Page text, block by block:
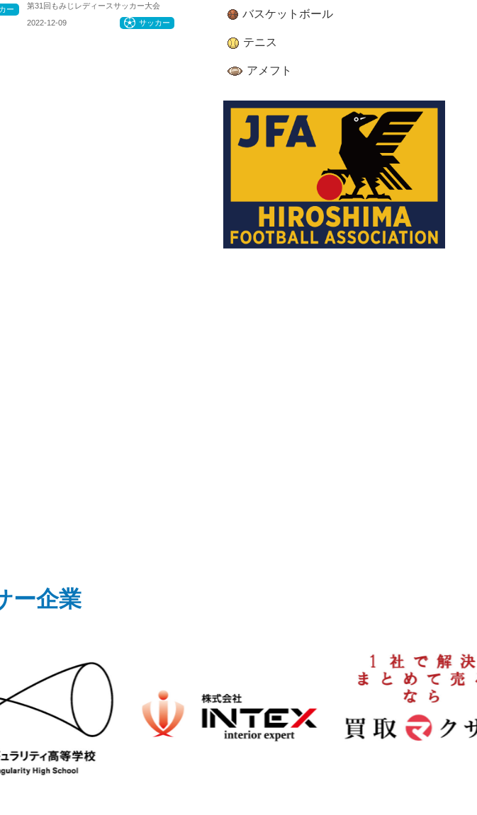
ー 第31回もみじレディースサッカー大会
2022-12-09 サッカー
バスケットボール
テニス
アメフト
ー企業